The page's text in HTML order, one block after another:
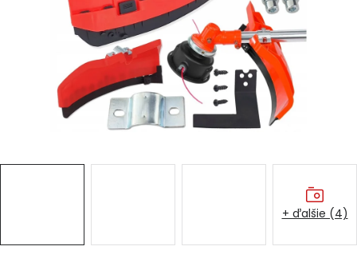
Ochranné pracovné pomôcky
Fotovoltaika
Servis náradia Hodnotenie obchodu
+ ďalšie (4)